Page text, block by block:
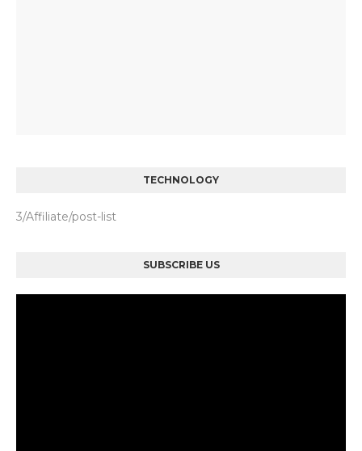
TECHNOLOGY
3/Affiliate/post-list
SUBSCRIBE US